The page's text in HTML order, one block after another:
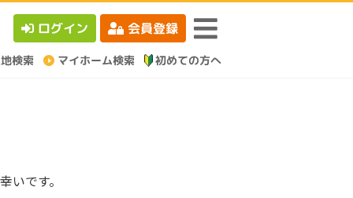
ログイン 会員登録
いです。